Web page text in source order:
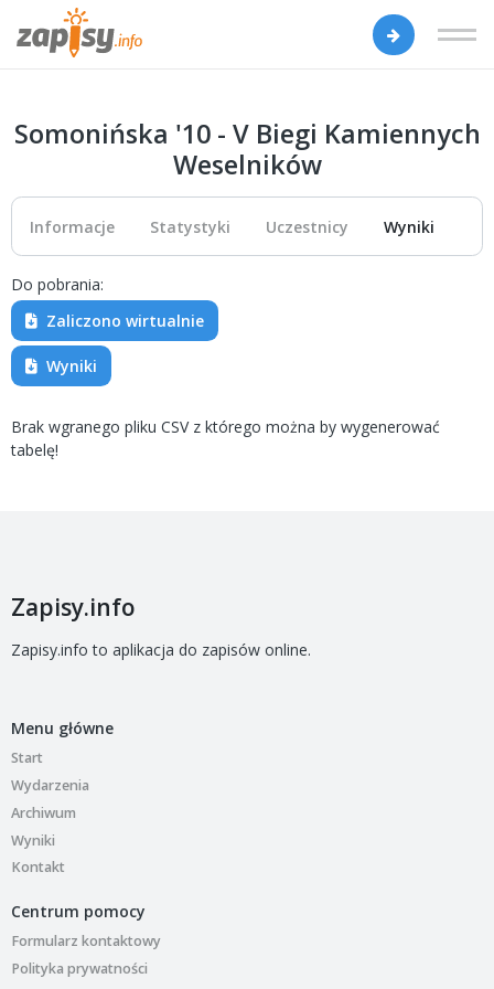
Somonińska '10 - V Biegi Kamiennych
Weselników
Informacje Statystyki Uczestnicy Wyniki
Do pobrania:
Zaliczono wirtualnie
Wyniki
Brak wgranego pliku CSV z którego można by wygenerować
tabelę!
Zapisy.info
Zapisy.info to aplikacja do zapisów online.
Menu główne
Start
Wydarzenia
Archiwum
Wyniki
Kontakt
Centrum pomocy
Formularz kontaktowy
Polityka prywatności